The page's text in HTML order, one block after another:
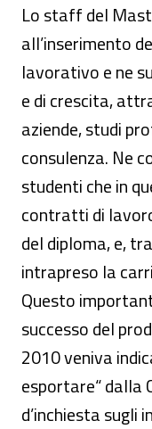
Lo staff del
all’inserimento
lavorativo e ne
e di crescita,
aziende, studi
consulenza. Ne
studenti che in
contratti di
del diploma, e,
intrapreso la
Questo
successo del
2010 veniva
esportare“ dalla
d’inchiesta sugli